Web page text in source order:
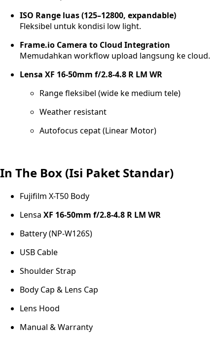
ISO Range luas (125–12800, expandable)
Fleksibel untuk kondisi low light.
Frame.io Camera to Cloud Integration
Memudahkan workflow upload langsung ke cloud.
Lensa XF 16-50mm f/2.8-4.8 R LM WR
Range fleksibel (wide ke medium tele)
Weather resistant
Autofocus cepat (Linear Motor)
In The Box (Isi Paket Standar)
Fujifilm X-T50 Body
Lensa XF 16-50mm f/2.8-4.8 R LM WR
Battery (NP-W126S)
USB Cable
Shoulder Strap
Body Cap & Lens Cap
Lens Hood
Manual & Warranty